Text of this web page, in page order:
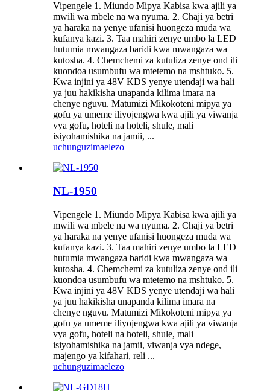
Vipengele 1. Miundo Mipya Kabisa kwa ajili ya
mwili wa mbele na wa nyuma. 2. Chaji ya betri
ya haraka na yenye ufanisi huongeza muda wa
kufanya kazi. 3. Taa mahiri zenye umbo la LED
hutumia mwangaza baridi kwa mwangaza wa
kutosha. 4. Chemchemi za kutuliza zenye ond ili
kuondoa usumbufu wa mtetemo na mshtuko. 5.
Kwa injini ya 48V KDS yenye utendaji wa hali
ya juu hakikisha unapanda kilima imara na
chenye nguvu. Matumizi Mikokoteni mipya ya
gofu ya umeme iliyojengwa kwa ajili ya viwanja
vya gofu, hoteli na hoteli, shule, mali
isiyohamishika na jamii, ...
uchunguzimaelezo
NL-1950
Vipengele 1. Miundo Mipya Kabisa kwa ajili ya
mwili wa mbele na wa nyuma. 2. Chaji ya betri
ya haraka na yenye ufanisi huongeza muda wa
kufanya kazi. 3. Taa mahiri zenye umbo la LED
hutumia mwangaza baridi kwa mwangaza wa
kutosha. 4. Chemchemi za kutuliza zenye ond ili
kuondoa usumbufu wa mtetemo na mshtuko. 5.
Kwa injini ya 48V KDS yenye utendaji wa hali
ya juu hakikisha unapanda kilima imara na
chenye nguvu. Matumizi Mikokoteni mipya ya
gofu ya umeme iliyojengwa kwa ajili ya viwanja
vya gofu, hoteli na hoteli, shule, mali
isiyohamishika na jamii, viwanja vya ndege,
majengo ya kifahari, reli ...
uchunguzimaelezo